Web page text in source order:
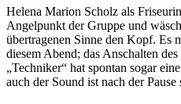
Helena Marion Scholz als
Angelpunkt der Gruppe und
übertragenen Sinne den Kopf. Es
diesem Abend; das Anschalten
„Techniker“ hat spontan sogar
auch der Sound ist nach der Pause